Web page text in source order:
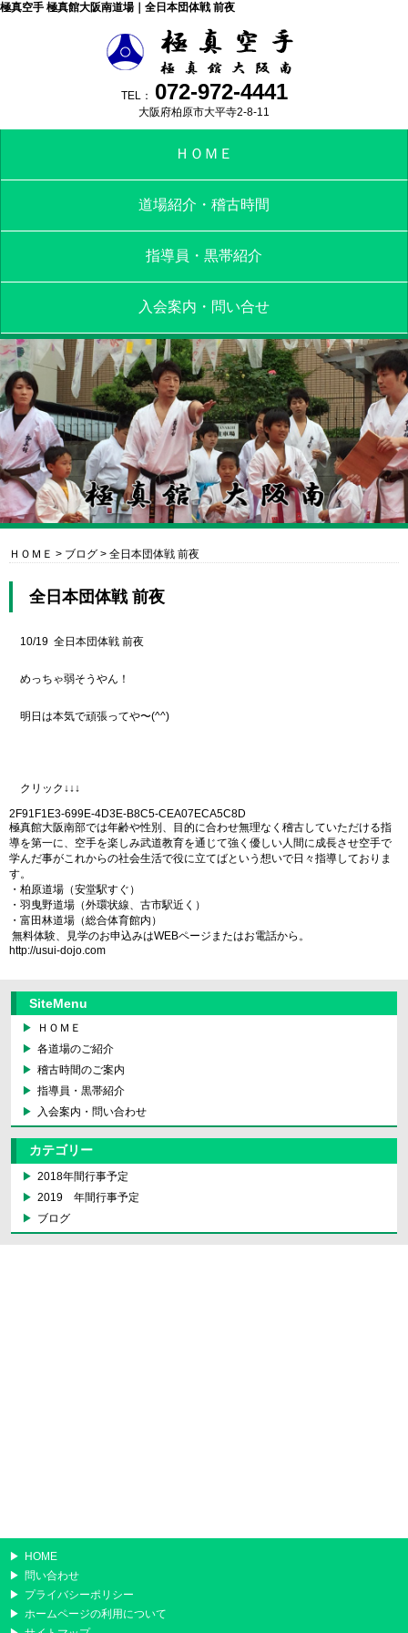
極真空手 極真館大阪南道場｜全日本団体戦 前夜
TEL： 072-972-4441
大阪府柏原市大平寺2-8-11
ＨＯＭＥ
道場紹介・稽古時間
指導員・黒帯紹介
入会案内・問い合せ
ＨＯＭＥ > ブログ > 全日本団体戦 前夜
全日本団体戦 前夜
10/19 全日本団体戦 前夜
めっちゃ弱そうやん！
明日は本気で頑張ってや〜(^^)
クリック↓↓↓
2F91F1E3-699E-4D3E-B8C5-CEA07ECA5C8D
極真館大阪南部では年齢や性別、目的に合わせ無理なく稽古していただける指
導を第一に、空手を楽しみ武道教育を通じて強く優しい人間に成長させ空手で
学んだ事がこれからの社会生活で役に立てばという想いで日々指導しておりま
す。
・柏原道場（安堂駅すぐ）
・羽曳野道場（外環状線、古市駅近く）
・富田林道場（総合体育館内）
無料体験、見学のお申込みはWEBページまたはお電話から。
http://usui-dojo.com
SiteMenu
ＨＯＭＥ
各道場のご紹介
稽古時間のご案内
指導員・黒帯紹介
入会案内・問い合わせ
カテゴリー
2018年間行事予定
2019 年間行事予定
ブログ
HOME
問い合わせ
プライバシーポリシー
ホームページの利用について